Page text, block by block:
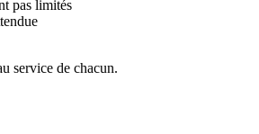
pas limités
service de chacun.